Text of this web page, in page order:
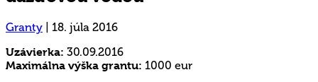
Granty
18. júla 2016
Uzávierka: 30.09.2016
Maximálna výška grantu: 1000 eur